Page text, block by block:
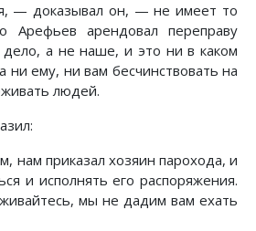
— доказывал он, — не имеет то
Арефьев арендовал переправу
дело, а не наше, и это ни в каком
ни ему, ни вам бесчинствовать на
людей.
нам приказал хозяин парохода, и
и исполнять его распоряжения.
мы не дадим вам ехать